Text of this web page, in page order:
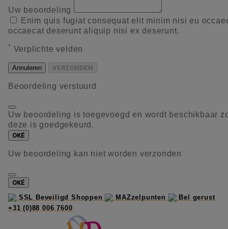
Uw beoordeling
Enim quis fugiat consequat elit minim nisi eu
occaecat deserunt aliquip nisi ex deserunt.
* Verplichte velden
Annuleren VERZONDEN
Beoordeling verstuurd
Uw beoordeling is toegevoegd en wordt beschikbaar
deze is goedgekeurd.
OKÉ
Uw beoordeling kan niet worden verzonden
OKÉ
SSL Beveiligd Shoppen
MAZzelpunten
Bel gerust
+31 (0)88 006 7600